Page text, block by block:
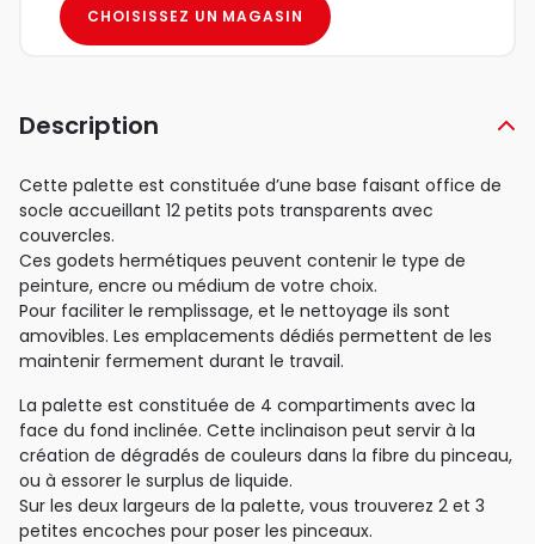
CHOISISSEZ UN MAGASIN
Description
Cette palette est constituée d’une base faisant office de
socle accueillant 12 petits pots transparents avec
couvercles.
Ces godets hermétiques peuvent contenir le type de
peinture, encre ou médium de votre choix.
Pour faciliter le remplissage, et le nettoyage ils sont
amovibles. Les emplacements dédiés permettent de les
maintenir fermement durant le travail.
La palette est constituée de 4 compartiments avec la
face du fond inclinée. Cette inclinaison peut servir à la
création de dégradés de couleurs dans la fibre du pinceau,
ou à essorer le surplus de liquide.
Sur les deux largeurs de la palette, vous trouverez 2 et 3
petites encoches pour poser les pinceaux.